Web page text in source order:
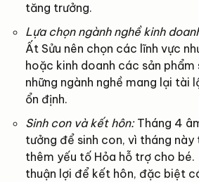
tăng trưởng.
Lựa chọn ngành nghề kinh
Ất Sửu nên chọn các lĩnh vực
hoặc kinh doanh các sản phẩm
những ngành nghề mang lại tài
ổn định.
Sinh con và kết hôn: Tháng 4
tưởng để sinh con, vì tháng này
thêm yếu tố Hỏa hỗ trợ cho
thuận lợi để kết hôn, đặc biệt